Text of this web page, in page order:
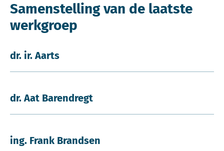
Samenstelling van de laatste
werkgroep
dr. ir. Aarts
dr. Aat Barendregt
ing. Frank Brandsen